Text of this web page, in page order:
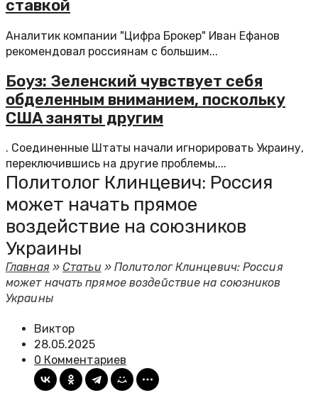
ставкой
Аналитик компании "Цифра Брокер" Иван Ефанов
рекомендовал россиянам с большим...
Боуз: Зеленский чувствует себя
обделенным вниманием, поскольку
США заняты другим
. Соединенные Штаты начали игнорировать Украину,
переключившись на другие проблемы,...
Политолог Клинцевич: Россия
может начать прямое
воздействие на союзников
Украины
Главная»Статьи » Политолог Клинцевич: Россия
может начать прямое воздействие на союзников
Украины
Виктор
28.05.2025
0 Комментариев